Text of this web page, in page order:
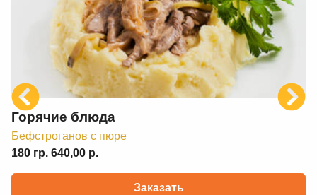
Горячие блюда
Бефстроганов с пюре
180 гр. 640,00 р.
Заказать
Previous Next